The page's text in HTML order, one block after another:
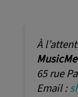
À
65 rue
Email :